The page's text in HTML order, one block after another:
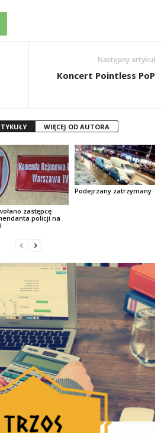
Następny artykuł
Koncert Pointless PoP
WIĘCEJ OD AUTORA
zastępcę
policji na
Podejrzany zatrzymany